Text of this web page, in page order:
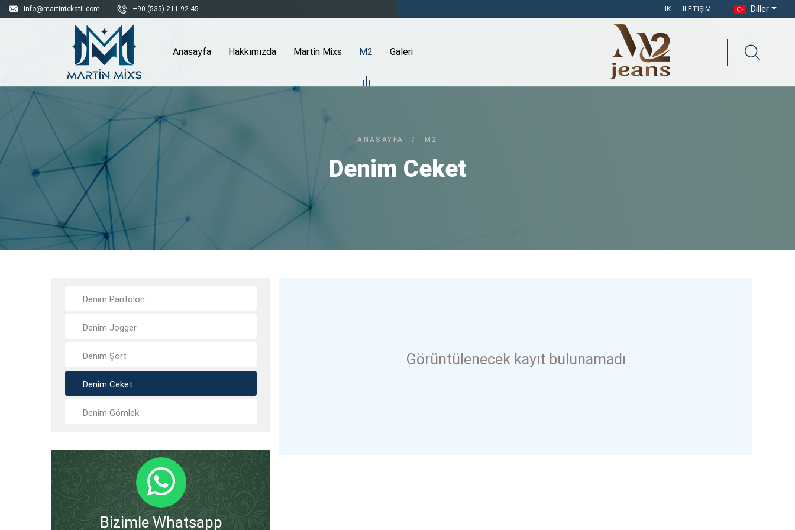
info@martintekstil.com +90 (535) 211 92 45 İK İLETIŞIM Diller
Anasayfa Hakkımızda Martin Mixs M2 Galeri
ANASAYFA / M2
Denim Ceket
Denim Pantolon
Denim Jogger
Denim Şort
Denim Ceket
Denim Gömlek
Bizimle Whatsapp
Görüntülenecek kayıt bulunamadı